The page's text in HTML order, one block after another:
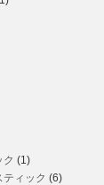
ク (1)
ィック (6)